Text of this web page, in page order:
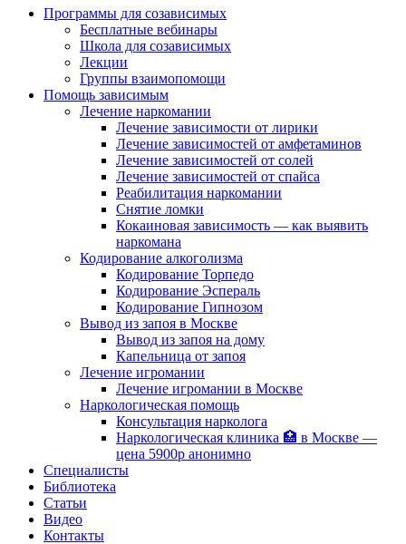
Программы для созависимых
Бесплатные вебинары
Школа для созависимых
Лекции
Группы взаимопомощи
Помощь зависимым
Лечение наркомании
Лечение зависимости от лирики
Лечение зависимостей от амфетаминов
Лечение зависимостей от солей
Лечение зависимостей от спайса
Реабилитация наркомании
Снятие ломки
Кокаиновая зависимость — как выявить
наркомана
Кодирование алкоголизма
Кодирование Торпедо
Кодирование Эспераль
Кодирование Гипнозом
Вывод из запоя в Москве
Вывод из запоя на дому
Капельница от запоя
Лечение игромании
Лечение игромании в Москве
Наркологическая помощь
Консультация нарколога
Наркологическая клиника 🏥 в Москве —
цена 5900р анонимно
Специалисты
Библиотека
Статьи
Видео
Контакты